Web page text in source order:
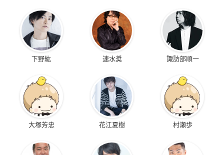
下野紘 速水奨 諏訪部順一
大塚芳忠 花江夏樹 村瀬歩